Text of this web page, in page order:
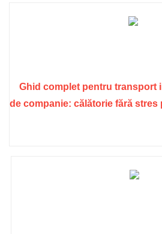
Ghid complet pentru transport
de companie: călătorie fără stres